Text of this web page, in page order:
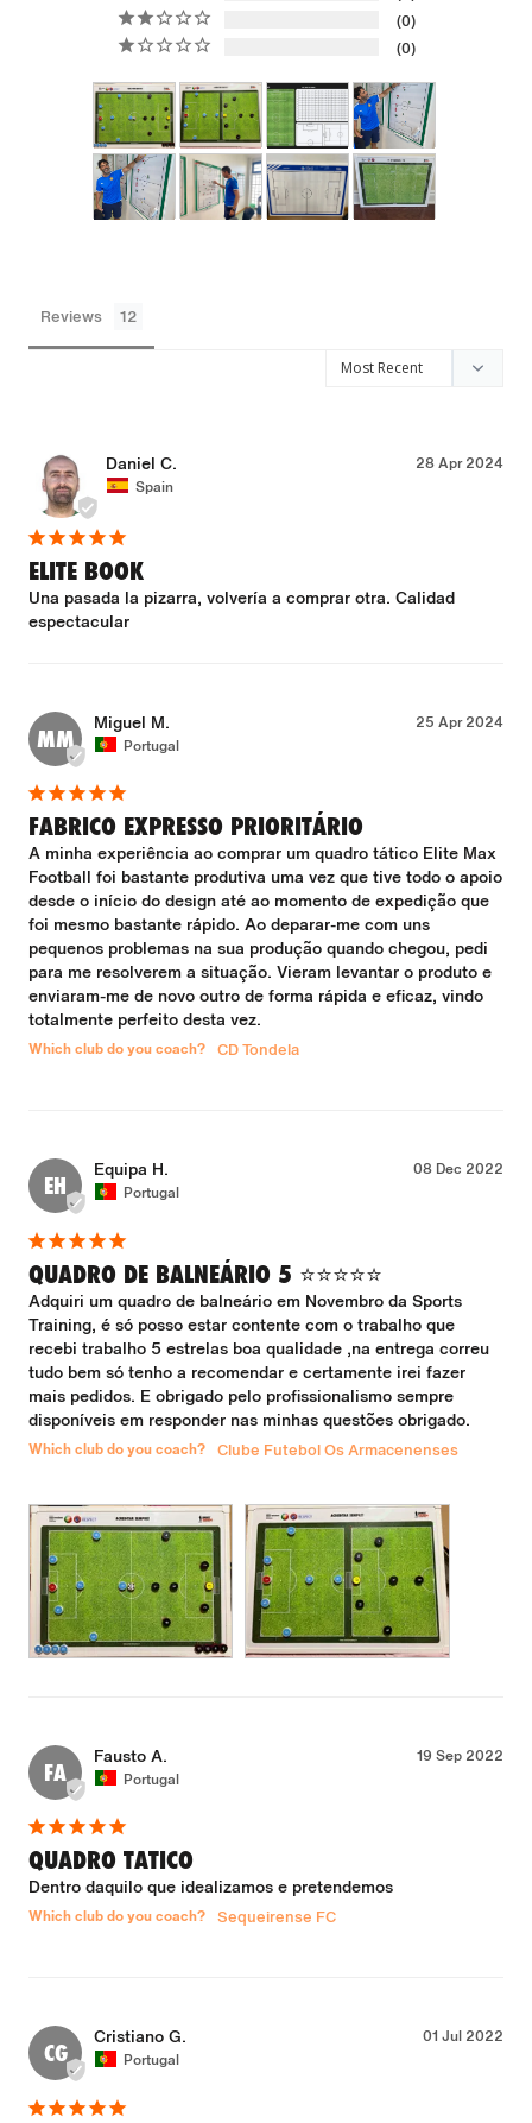
0
0
Reviews
28 Apr 2024
Daniel C.
Spain
ELITE BOOK
Una pasada la pizarra, volvería a comprar otra. Calidad
espectacular
MM
25 Apr 2024
Miguel M.
Portugal
FABRICO EXPRESSO PRIORITÁRIO
A minha experiência ao comprar um quadro tático Elite Max
Football foi bastante produtiva uma vez que tive todo o apoio
desde o início do design até ao momento de expedição que
foi mesmo bastante rápido. Ao deparar-me com uns
pequenos problemas na sua produção quando chegou, pedi
para me resolverem a situação. Vieram levantar o produto e
enviaram-me de novo outro de forma rápida e eficaz, vindo
totalmente perfeito desta vez.
Which club do you coach? CD Tondela
EH
08 Dec 2022
Equipa H.
Portugal
QUADRO DE BALNEÁRIO 5 ⭐️⭐️⭐️⭐️⭐️
Adquiri um quadro de balneário em Novembro da Sports
Training, é só posso estar contente com o trabalho que
recebi trabalho 5 estrelas boa qualidade ,na entrega correu
tudo bem só tenho a recomendar e certamente irei fazer
mais pedidos. E obrigado pelo profissionalismo sempre
disponíveis em responder nas minhas questões obrigado.
Which club do you coach? Clube Futebol Os Armacenenses
FA
19 Sep 2022
Fausto A.
Portugal
QUADRO TATICO
Dentro daquilo que idealizamos e pretendemos
Which club do you coach? Sequeirense FC
CG
01 Jul 2022
Cristiano G.
Portugal